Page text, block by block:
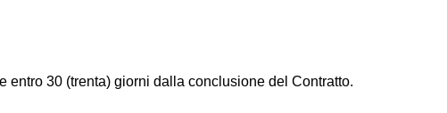
30 (trenta) giorni dalla conclusione del Contratto.